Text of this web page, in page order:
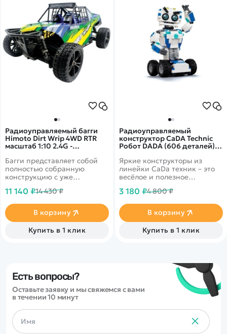
Радиоуправляемый багги
Himoto Dirt Wrip 4WD RTR
масштаб 1:10 2.4G -
Багги представляет собой
полностью собранную
конструкцию с уже
оснащением. Для его
использованы только
проверенные материалы и
оборудование.
11 140 ₽14 430 ₽
В корзину
Купить в 1 клик
Радиоуправляемый
конструктор CaDA Technic
Робот DADA (606 деталей)
Яркие конструкторы из
линейки CaDa техник – это
весёлое и полезное
конструктор принесёт
а также поможет развить
моторику рук, логическое
мышление, творческие
способности. В линейку
3 180 ₽4 800 ₽
В корзину
Купить в 1 клик
Есть вопросы?
Оставьте заявку и мы свяжемся с вами
в течении 10 минут